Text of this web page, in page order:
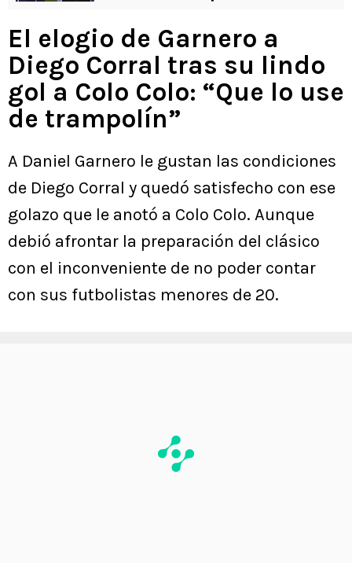
El elogio de Garnero a
Diego Corral tras su lindo
gol a Colo Colo: “Que lo use
de trampolín”
A Daniel Garnero le gustan las condiciones
de Diego Corral y quedó satisfecho con ese
golazo que le anotó a Colo Colo. Aunque
debió afrontar la preparación del clásico
con el inconveniente de no poder contar
con sus futbolistas menores de 20.